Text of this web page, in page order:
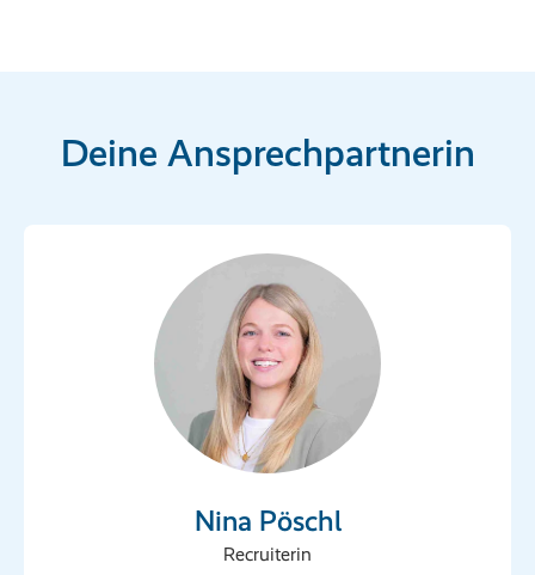
Deine Ansprechpartnerin
Nina Pöschl
Recruiterin